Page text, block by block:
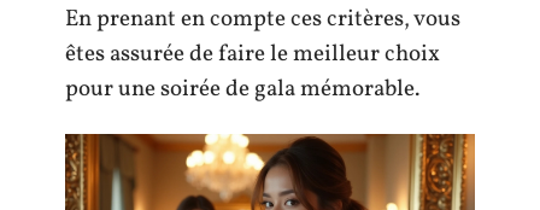
En prenant en compte ces critères, vous
êtes assurée de faire le meilleur choix
pour une soirée de gala mémorable.